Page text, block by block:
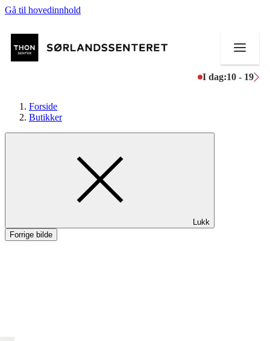
Gå til hovedinnhold
I dag:10 - 19
Mat og drikke
Aktiviteter
Forside
Butikker
Lukk
Forrige bilde